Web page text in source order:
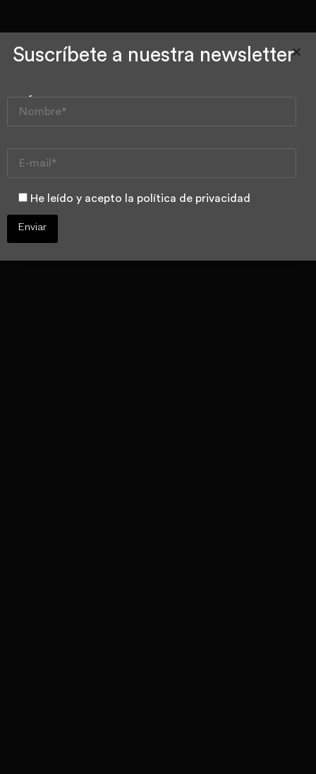
ámbar para
riesgo sin
fundamento
odontológico
Suscríbete a nuestra newsletter
He leído y acepto la política de privacidad